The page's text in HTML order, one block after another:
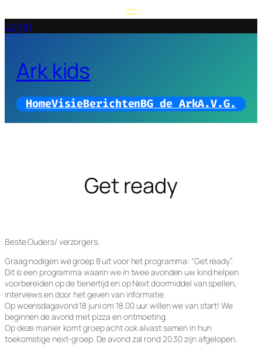
naar
Login
Ark kids
HomeVisieBerichtenBG de ArkA.V.G.
Get ready
Beste Ouders/ verzorgers,
Graag nodigen we groep 8 uit voor het programma: “Get ready”.
Dit is een programma waarin we in twee avonden uw kind helpen
voorbereiden op de tienertijd en op Next doormiddel van spellen,
interviews en door het geven van informatie.
Op woensdagavond 18 juni om 18.00 uur willen we van start! We
beginnen de avond met pizza en ontmoeting.
Op deze manier komt groep acht ook alvast samen in hun
toekomstige next-groep. De avond zal rond 20.30 zijn afgelopen.